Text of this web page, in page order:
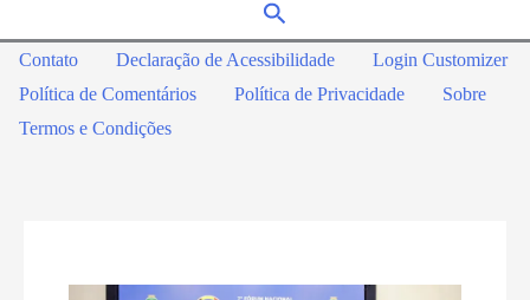
Pesquisar
Contato Declaração de Acessibilidade
Login Customizer
Política de Comentários
Política de Privacidade
Sobre
Termos e Condições